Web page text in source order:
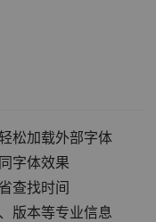
松加载外部字体
字体效果
查找时间
版本等专业信息